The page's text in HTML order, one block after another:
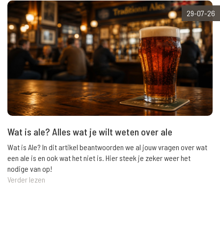
29-07-26
Wat is ale? Alles wat je wilt weten over ale
Wat is Ale? In dit artikel beantwoorden we al jouw vragen over wat
een ale is en ook wat het niet is. Hier steek je zeker weer het
nodige van op!
Verder lezen